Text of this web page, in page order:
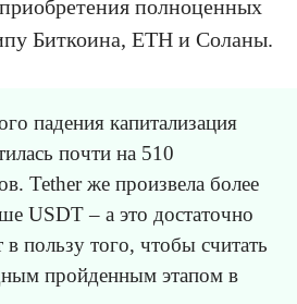
полноценных
Биткоина, ETH и Соланы.
падения капитализация
почти на 510
Tether же произвела более
USDT – а это достаточно
в пользу того, чтобы считать
пройденным этапом в